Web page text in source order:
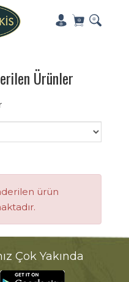
Ürünler
ürün
Çok Yakında